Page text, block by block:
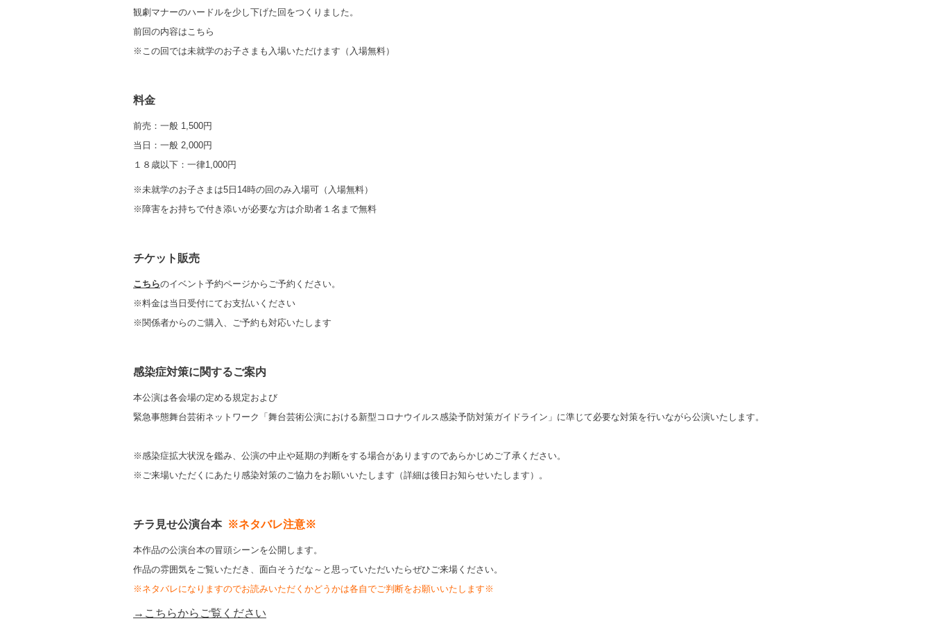
観劇マナーのハードルを少し下げた回をつくりました。
前回の内容は こちら
※この回では未就学のお子さまも入場いただけます（入場無料）
料金
前売：一般 1,500円
当日：一般 2,000円
１８歳以下：一律1,000円
※未就学のお子さまは5日14時の回のみ入場可（入場無料）
※障害をお持ちで付き添いが必要な方は介助者１名まで無料
チケット販売
こちらのイベント予約ページからご予約ください。
※料金は当日受付にてお支払いください
※関係者からのご購入、ご予約も対応いたします
感染症対策に関するご案内
本公演は各会場の定める規定および
緊急事態舞台芸術ネットワーク 「舞台芸術公演における新型コロナウイルス感染予防対策ガイドライン」に準じて必要な対策を行いながら公演いたします。
※感染症拡大状況を鑑み、公演の中止や延期の判断をする場合がありますのであらかじめご了承ください。
※ご来場いただくにあたり感染対策のご協力をお願いいたします（詳細は後日お知らせいたします）。
チラ見せ公演台本 ※ネタバレ注意※
本作品の公演台本の冒頭シーンを公開します。
作品の雰囲気をご覧いただき、面白そうだな～と思っていただいたらぜひご来場ください。
※ネタバレになりますのでお読みいただくかどうかは各自でご判断をお願いいたします※
→こちらからご覧ください